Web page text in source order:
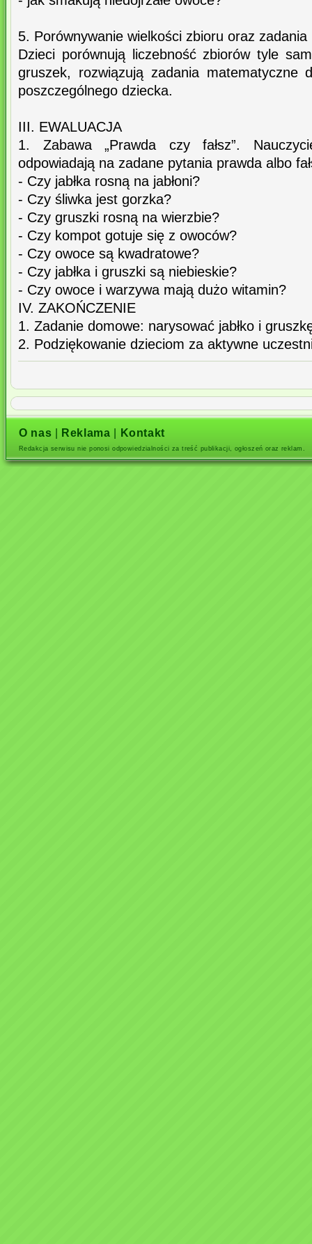
5. Porównywanie wielkości zbioru oraz
Dzieci porównują liczebność zbiorów tyle
gruszek, rozwiązują zadania matematyczne
poszczególnego dziecka.
III. EWALUACJA
1. Zabawa „Prawda czy fałsz”.
odpowiadają na zadane pytania prawda albo
- Czy jabłka rosną na jabłoni?
- Czy śliwka jest gorzka?
- Czy gruszki rosną na wierzbie?
- Czy kompot gotuje się z owoców?
- Czy owoce są kwadratowe?
- Czy jabłka i gruszki są niebieskie?
- Czy owoce i warzywa mają dużo witamin?
IV. ZAKOŃCZENIE
1. Zadanie domowe: narysować jabłko i
2. Podziękowanie dzieciom za aktywne
O nas Reklama Kontakt
Redakcja serwisu nie ponosi odpowiedzialności za treść publikacji, ogłoszeń oraz reklam.